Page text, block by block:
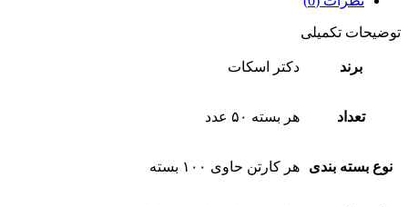
توضیحات تکمیلی
برند دکتر اسکات
تعداد هر بسته ۵۰ عدد
نوع بسته بندی هر کارتن حاوی ۱۰۰ بسته